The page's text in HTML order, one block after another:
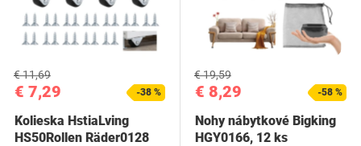
€ 7,29
€ 11,69
-38 %
Kolieska HstiaLving
HS50Rollen Räder0128
€ 8,29
€ 19,59
-58 %
Nohy nábytkové Bigking
HGY0166, 12 ks